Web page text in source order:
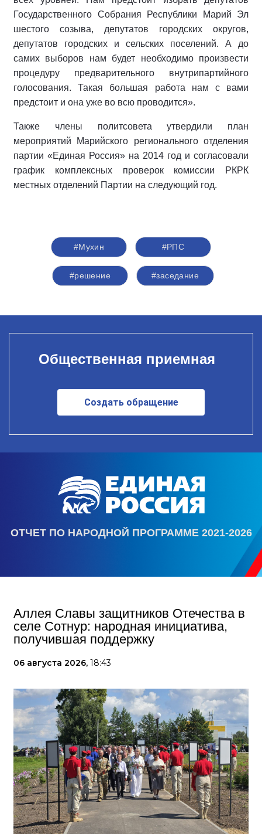
Государственного Собрания Республики Марий Эл
шестого созыва, депутатов городских округов,
депутатов городских и сельских поселений. А до
самих выборов нам будет необходимо произвести
процедуру предварительного внутрипартийного
голосования. Такая большая работа нам с вами
предстоит и она уже во всю проводится».
Также члены политсовета утвердили план
мероприятий Марийского регионального отделения
партии «Единая Россия» на 2014 год и согласовали
график комплексных проверок комиссии РКРК
местных отделений Партии на следующий год.
#Мухин #РПС
#решение #заседание
Общественная приемная
Создать обращение
ОТЧЕТ ПО НАРОДНОЙ ПРОГРАММЕ 2021-2026
Аллея Славы защитников Отечества в
селе Сотнур: народная инициатива,
получившая поддержку
06 августа 2026, 18:43